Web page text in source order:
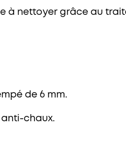
à nettoyer grâce au
de 6 mm.
chaux.